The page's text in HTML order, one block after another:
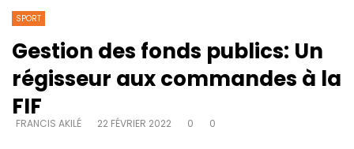
SPORT
Gestion des fonds publics: Un
régisseur aux commandes à la
FIF
FRANCIS AKILÉ 22 FÉVRIER 2022 0 0